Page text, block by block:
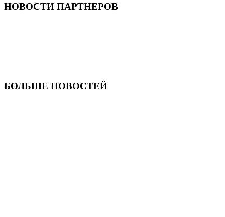
НОВОСТИ ПАРТНЕРОВ
БОЛЬШЕ НОВОСТЕЙ